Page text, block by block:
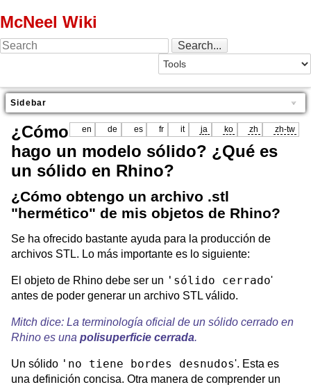
McNeel Wiki
Sidebar
en de es fr it ja ko zh zh-tw
¿Cómo
hago un modelo sólido? ¿Qué es
un sólido en Rhino?
¿Cómo obtengo un archivo .stl
"hermético" de mis objetos de Rhino?
Se ha ofrecido bastante ayuda para la producción de
archivos STL. Lo más importante es lo siguiente:
El objeto de Rhino debe ser un 'sólido cerrado'
antes de poder generar un archivo STL válido.
Mitch dice: La terminología oficial de un sólido cerrado en
Rhino es una polisuperficie cerrada.
Un sólido 'no tiene bordes desnudos'. Esta es
una definición concisa. Otra manera de comprender un